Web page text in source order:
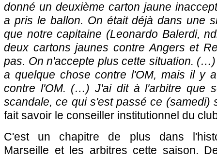
donné un deuxième carton jaune
a pris le ballon. On était déjà dans une
que notre capitaine (Leonardo Balerdi,
deux cartons jaunes contre Angers et
pas. On n'accepte plus cette situation.
a quelque chose contre l'OM, mais il y
contre l'OM. (…) J'ai dit à l'arbitre que
scandale, ce qui s'est passé ce (samedi)
fait savoir le conseiller institutionnel du
C'est un chapitre de plus dans
Marseille et les arbitres cette saison.